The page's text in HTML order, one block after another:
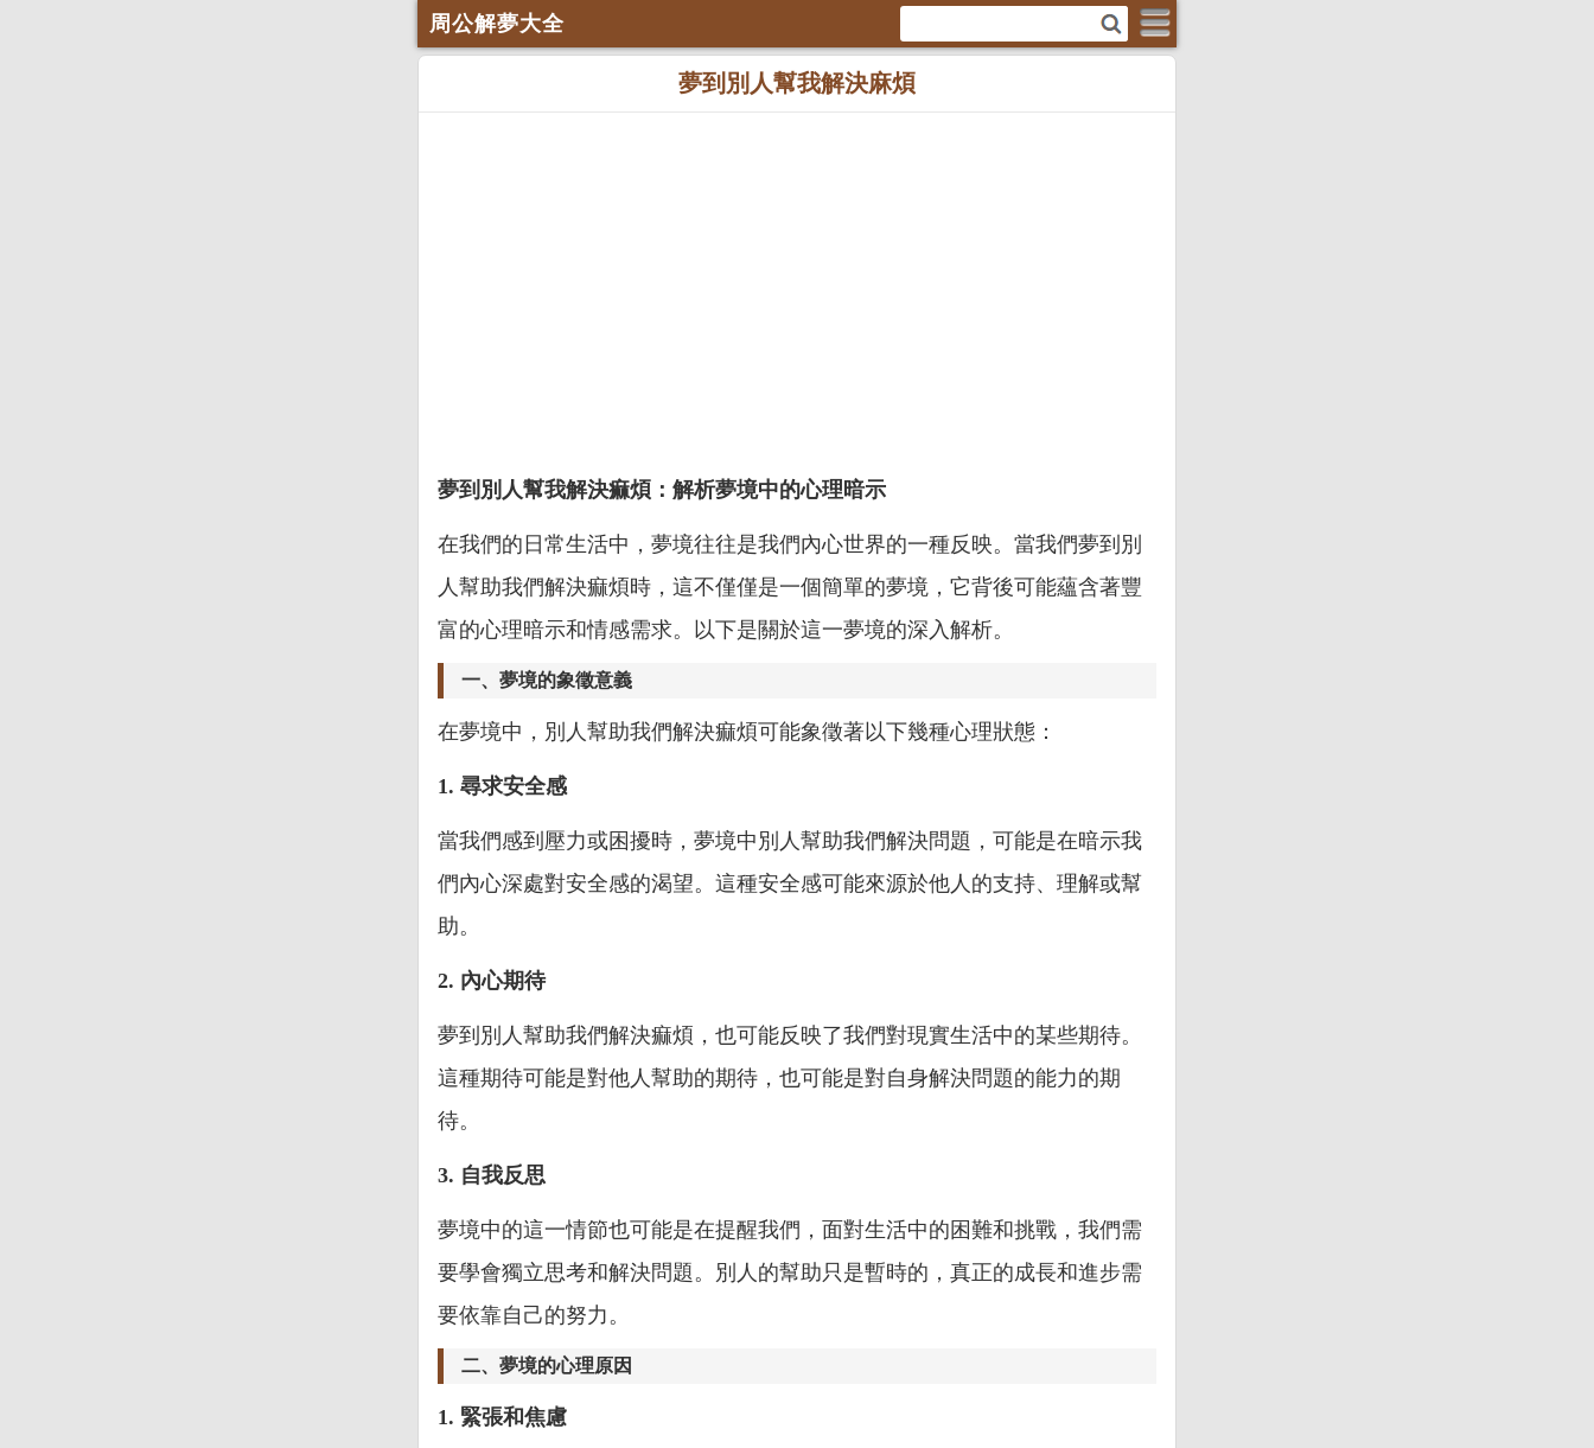
周公解夢大全
夢到別人幫我解決麻煩
夢到別人幫我解決痲煩：解析夢境中的心理暗示
在我們的日常生活中，夢境往往是我們內心世界的一種反映。當我們夢到別
人幫助我們解決痲煩時，這不僅僅是一個簡單的夢境，它背後可能蘊含著豐
富的心理暗示和情感需求。以下是關於這一夢境的深入解析。
一、夢境的象徵意義
在夢境中，別人幫助我們解決痲煩可能象徵著以下幾種心理狀態：
1. 尋求安全感
當我們感到壓力或困擾時，夢境中別人幫助我們解決問題，可能是在暗示我
們內心深處對安全感的渴望。這種安全感可能來源於他人的支持、理解或幫
助。
2. 內心期待
夢到別人幫助我們解決痲煩，也可能反映了我們對現實生活中的某些期待。
這種期待可能是對他人幫助的期待，也可能是對自身解決問題的能力的期
待。
3. 自我反思
夢境中的這一情節也可能是在提醒我們，面對生活中的困難和挑戰，我們需
要學會獨立思考和解決問題。別人的幫助只是暫時的，真正的成長和進步需
要依靠自己的努力。
二、夢境的心理原因
1. 緊張和焦慮